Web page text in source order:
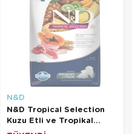
N&D
N&D Tropical Selection
Kuzu Etli ve Tropikal
Meyveli Orta ve Büyük Irk